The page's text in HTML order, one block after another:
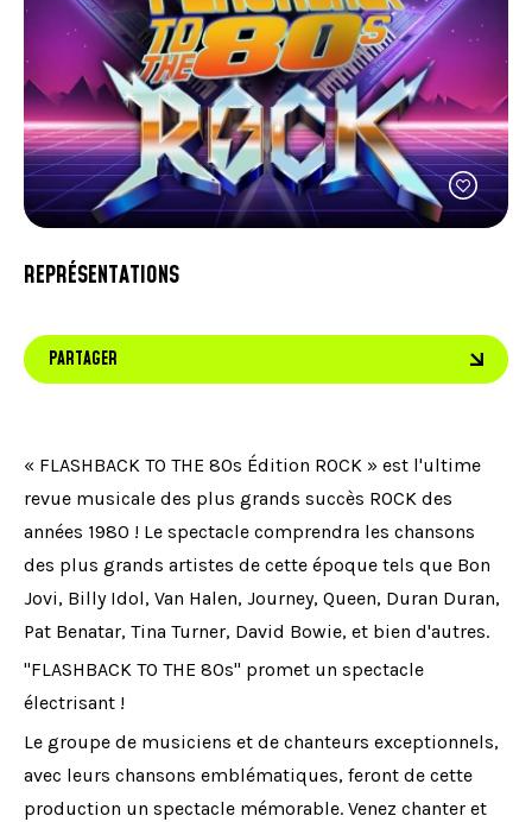
se
de
tels
que
JOINDRE L'ÉQUIPE
À PROPOS DE NOUS
NOTRE EXPERTISE
FAQ
CONTACTEZ-NOUS
INSTAGRAM
LINKEDIN
TIKTOK
« FLASHBACK TO THE 80s Édition ROCK » est l'ultime
revue musicale des plus grands succès ROCK des
années 1980 ! Le spectacle comprendra les chansons
des plus grands artistes de cette époque tels que Bon
Jovi, Billy Idol, Van Halen, Journey, Queen, Duran Duran,
Pat Benatar, Tina Turner, David Bowie, et bien d'autres.
"FLASHBACK TO THE 80s" promet un spectacle
électrisant !
Le groupe de musiciens et de chanteurs exceptionnels,
avec leurs chansons emblématiques, feront de cette
production un spectacle mémorable. Venez chanter et
REPRÉSENTATIONS
PARTAGER